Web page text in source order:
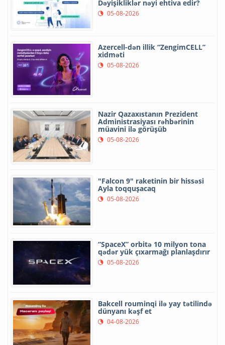
Dəyişikliklər nəyi ehtiva edir?
05-08-2026
Azercell-dən illik “ZengimCELL”
xidməti
05-08-2026
Nazir Qazaxıstanın Prezident
Administrasiyası rəhbərinin
müavini ilə görüşüb
05-08-2026
"Falcon 9" raketinin bir hissəsi
Ayla toqquşacaq
05-08-2026
“SpaceX” orbitə 10 milyon tona
qədər yük çıxarmağı planlaşdırır
05-08-2026
Bakcell rouminqi ilə yay tətilində
dünyanı kəşf et
04-08-2026